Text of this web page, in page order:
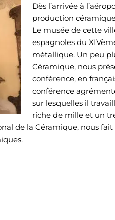
Dès l’arrivée à
production
Le musée de cette
espagnoles du
métallique. Un peu
Céramique, nous
conférence, en
conférence
sur lesquelles il
riche de mille et un
de la Céramique, nous fait